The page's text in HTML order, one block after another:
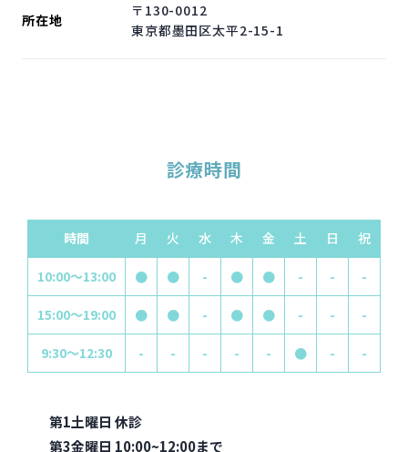
所在地
〒130-0012
東京都墨田区太平2-15-1
診療時間
時間 月 火 水 木 金 土 日 祝
10:00～13:00 ● ● - ● ● - - -
15:00～19:00 ● ● - ● ● - - -
9:30～12:30 - - - - - ● - -
第1土曜日 休診
第3金曜日 10:00~12:00まで